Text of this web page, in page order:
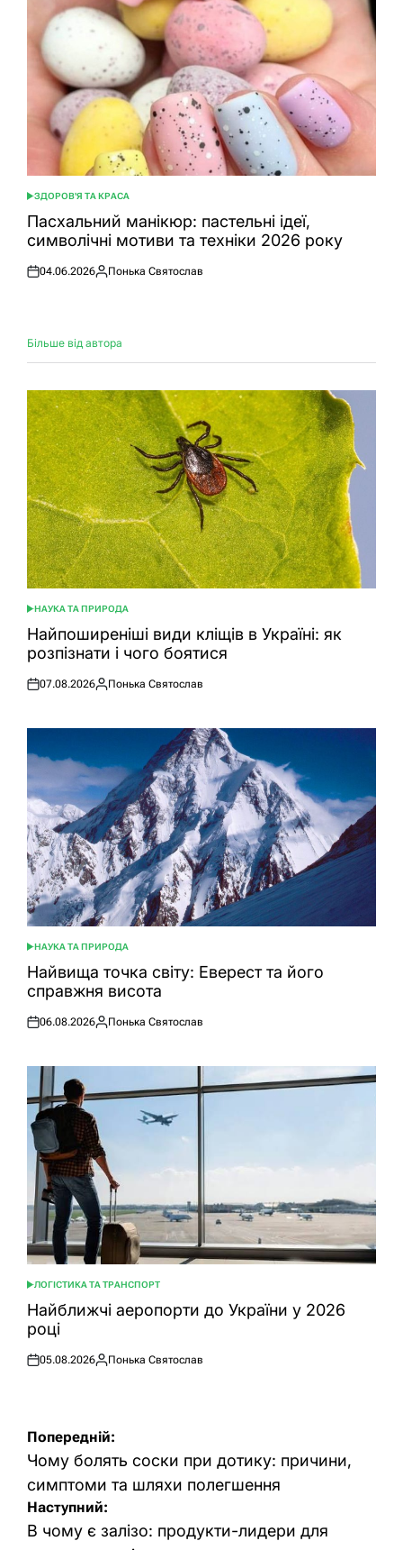
ОПУБЛІКУВАТИ
У
ЗДОРОВ'Я ТА КРАСА
Пасхальний манікюр: пастельні ідеї,
символічні мотиви та техніки 2026 року
Оприлюднено
04.06.2026
Опубліковано
Понька Святослав
Більше від автора
ОПУБЛІКУВАТИ
У
НАУКА ТА ПРИРОДА
Найпоширеніші види кліщів в Україні: як
розпізнати і чого боятися
Оприлюднено
07.08.2026
Опубліковано
Понька Святослав
ОПУБЛІКУВАТИ
У
НАУКА ТА ПРИРОДА
Найвища точка світу: Еверест та його
справжня висота
Оприлюднено
06.08.2026
Опубліковано
Понька Святослав
ОПУБЛІКУВАТИ
У
ЛОГІСТИКА ТА ТРАНСПОРТ
Найближчі аеропорти до України у 2026
році
Оприлюднено
05.08.2026
Опубліковано
Понька Святослав
Навігація
записів
Попередній:
Чому болять соски при дотику: причини,
симптоми та шляхи полегшення
Наступний:
В чому є залізо: продукти-лидери для